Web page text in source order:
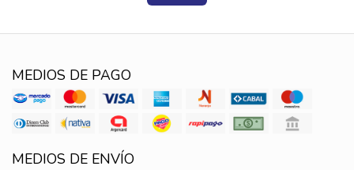
MEDIOS DE PAGO
MEDIOS DE ENVÍO